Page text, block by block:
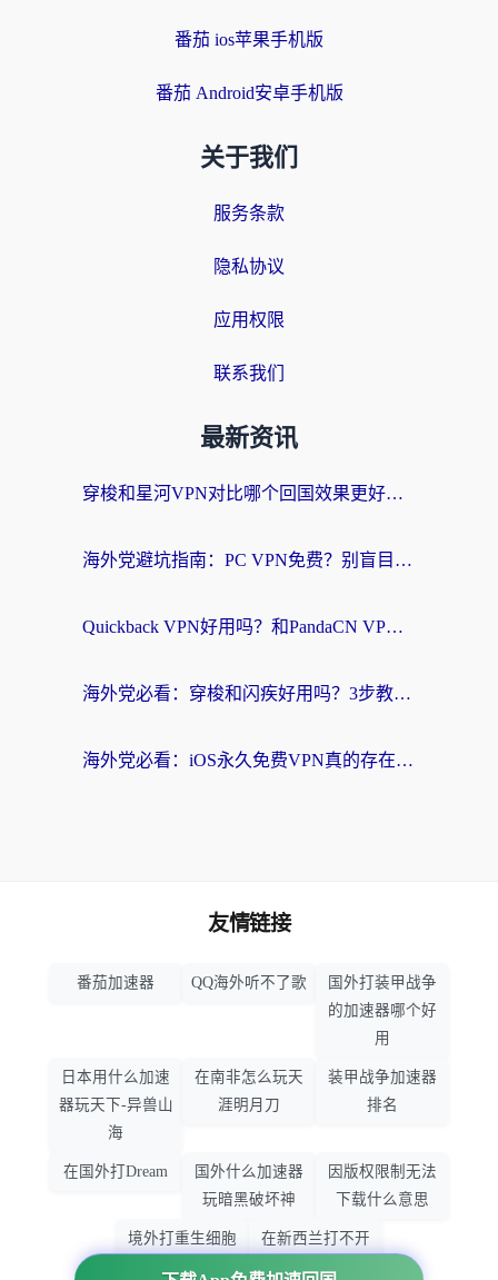
番茄 ios苹果手机版
番茄 Android安卓手机版
关于我们
服务条款
隐私协议
应用权限
联系我们
最新资讯
穿梭和星河VPN对比哪个回国效果更好？海外党亲测5款加速器的无缝访问指南
海外党避坑指南：PC VPN免费？别盲目！教你选对回国加速器无缝刷国内资源
Quickback VPN好用吗？和PandaCN VPN对比哪个回国效果更好？海外党必看的真实体验指南
海外党必看：穿梭和闪疾好用吗？3步教你选对回国加速器，无缝刷剧玩Steam
海外党必看：iOS永久免费VPN真的存在吗？教你选对回国加速器无缝刷国内资源
友情链接
番茄加速器 QQ海外听不了歌
国外打装甲战争
的加速器哪个好
用
日本用什么加速
器玩天下-异兽山
海
在南非怎么玩天
涯明月刀
装甲战争加速器
排名
在国外打Dream
国外什么加速器
玩暗黑破坏神
因版权限制无法
下载什么意思
境外打重生细胞
加速器哪个好
在新西兰打不开
大智慧怎么办